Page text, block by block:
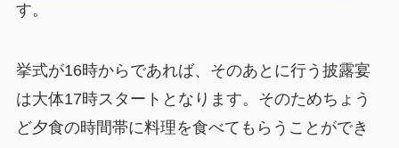
す。
挙式が16時からであれば、そのあとに行う披露宴
は大体17時スタートとなります。そのためちょう
ど夕食の時間帯に料理を食べてもらうことができ